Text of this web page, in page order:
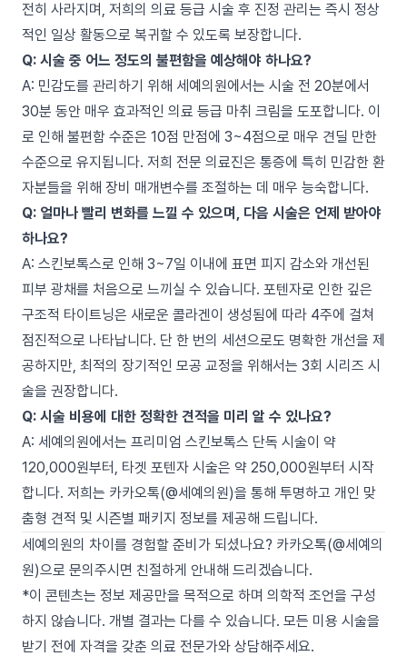
전히 사라지며, 저희의 의료 등급 시술 후 진정 관리는 즉시 정상
적인 일상 활동으로 복귀할 수 있도록 보장합니다.
Q: 시술 중 어느 정도의 불편함을 예상해야 하나요?
A: 민감도를 관리하기 위해 세예의원에서는 시술 전 20분에서
30분 동안 매우 효과적인 의료 등급 마취 크림을 도포합니다. 이
로 인해 불편함 수준은 10점 만점에 3~4점으로 매우 견딜 만한
수준으로 유지됩니다. 저희 전문 의료진은 통증에 특히 민감한 환
자분들을 위해 장비 매개변수를 조절하는 데 매우 능숙합니다.
Q: 얼마나 빨리 변화를 느낄 수 있으며, 다음 시술은 언제 받아야
하나요?
A: 스킨보톡스로 인해 3~7일 이내에 표면 피지 감소와 개선된
피부 광채를 처음으로 느끼실 수 있습니다. 포텐자로 인한 깊은
구조적 타이트닝은 새로운 콜라겐이 생성됨에 따라 4주에 걸쳐
점진적으로 나타납니다. 단 한 번의 세션으로도 명확한 개선을 제
공하지만, 최적의 장기적인 모공 교정을 위해서는 3회 시리즈 시
술을 권장합니다.
Q: 시술 비용에 대한 정확한 견적을 미리 알 수 있나요?
A: 세예의원에서는 프리미엄 스킨보톡스 단독 시술이 약
120,000원부터, 타겟 포텐자 시술은 약 250,000원부터 시작
합니다. 저희는 카카오톡(@세예의원)을 통해 투명하고 개인 맞
춤형 견적 및 시즌별 패키지 정보를 제공해 드립니다.
세예의원의 차이를 경험할 준비가 되셨나요? 카카오톡(@세예의
원)으로 문의주시면 친절하게 안내해 드리겠습니다.
*이 콘텐츠는 정보 제공만을 목적으로 하며 의학적 조언을 구성
하지 않습니다. 개별 결과는 다를 수 있습니다. 모든 미용 시술을
받기 전에 자격을 갖춘 의료 전문가와 상담해주세요.